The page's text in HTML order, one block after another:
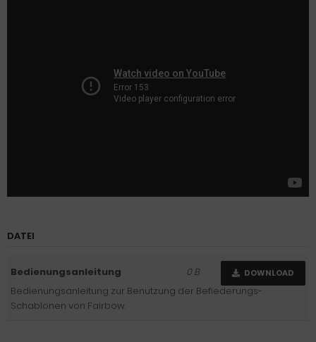
DATEI
Bedienungsanleitung DOWNLOAD
0 B
Bedienungsanleitung zur Benutzung der Befiederungs-
Schablonen von Fairbow.